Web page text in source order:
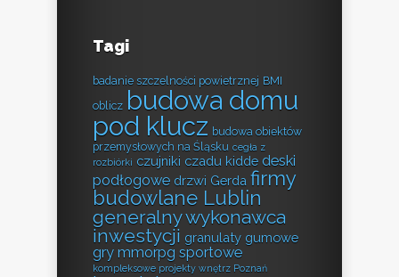
Tagi
badanie szczelności powietrznej BMI
oblicz budowa domu
pod klucz budowa obiektów
przemysłowych na Śląsku cegła z
rozbiórki czujniki czadu kidde deski
podłogowe drzwi Gerda firmy
budowlane Lublin
generalny wykonawca
inwestycji granulaty gumowe
gry mmorpg sportowe
kompleksowe projekty wnętrz Poznań